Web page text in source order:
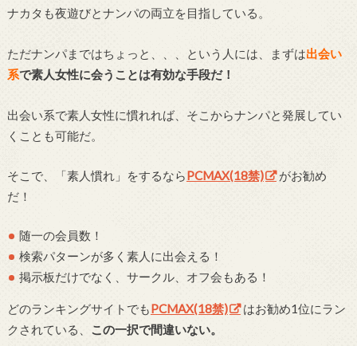
ナカタも夜遊びとナンパの両立を目指している。
ただナンパまではちょっと、、、という人には、まずは出会い
系で素人女性に会うことは有効な手段だ！
出会い系で素人女性に慣れれば、そこからナンパと発展してい
くことも可能だ。
そこで、「素人慣れ」をするならPCMAX(18禁)
がお勧め
だ！
随一の会員数！
検索パターンが多く素人に出会える！
掲示板だけでなく、サークル、オフ会もある！
どのランキングサイトでもPCMAX(18禁)
はお勧め1位にラン
クされている、 この一択で間違いない。